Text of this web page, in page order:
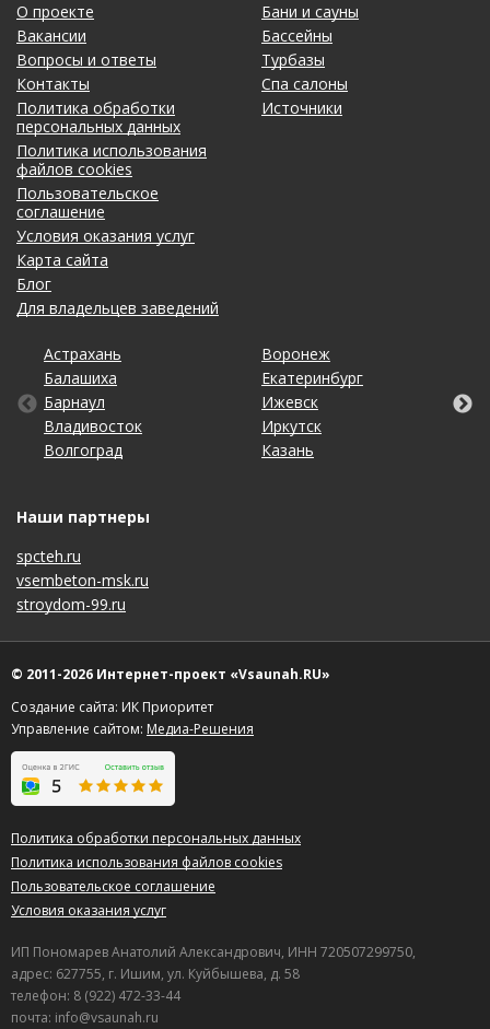
О проекте
Вакансии
Вопросы и ответы
Контакты
Политика обработки
персональных данных
Политика использования
файлов cookies
Пользовательское
соглашение
Условия оказания услуг
Карта сайта
Блог
Для владельцев заведений
Бани и сауны
Бассейны
Турбазы
Спа салоны
Источники
Астрахань
Балашиха
Барнаул
Владивосток
Волгоград
Воронеж
Екатеринбург
Ижевск
Иркутск
Казань
Калининград
Кемерово
Киров
Краснодар
Красноярск
Липецк
Махачкала
Набережные Челны
Нижний Новгород
Новосибирск
Омск
Оренбург
Пенза
Пермь
Ростов-на-Дону
Рязань
Самара
Санкт-Петербург
Саратов
Ставрополь
Тольятти
Томск
Тула
Тюмень
Ульяновск
Уфа
Хабаровск
Чебоксары
Челябинск
Ярославль
Наши партнеры
spcteh.ru
vsembeton-msk.ru
stroydom-99.ru
© 2011-2026 Интернет-проект «Vsaunah.RU»
Создание сайта: ИК Приоритет
Управление сайтом: Медиа-Решения
Политика обработки персональных данных
Политика использования файлов cookies
Пользовательское соглашение
Условия оказания услуг
ИП Пономарев Анатолий Александрович, ИНН 720507299750,
адрес: 627755, г. Ишим, ул. Куйбышева, д. 58
телефон: 8 (922) 472-33-44
почта: info@vsaunah.ru